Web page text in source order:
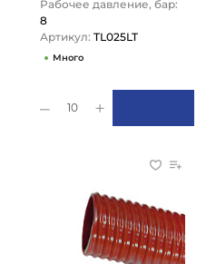
Рабочее давление, бар:
8
Артикул: TL025LT
Много
10